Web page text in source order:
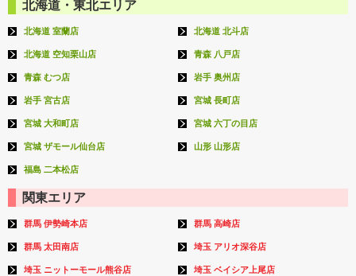
北海道・東北エリア
北海道 室蘭店 北海道 北斗店
北海道 空知栗山店 青森 八戸店
青森 むつ店 岩手 奥州店
岩手 宮古店 宮城 長町店
宮城 大和町店 宮城 六丁の目店
宮城 ザモール仙台店 山形 山形店
福島 二本松店
関東エリア
群馬 伊勢崎本店 群馬 高崎店
群馬 太田南店 埼玉 アリオ深谷店
埼玉 ニットーモール熊谷店 埼玉 ベイシア上尾店